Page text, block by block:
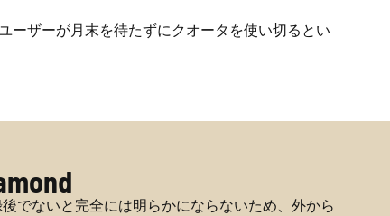
ーザーが月末を待たずにクオータを使い切るとい
でないと完全には明らかにならないため、外から